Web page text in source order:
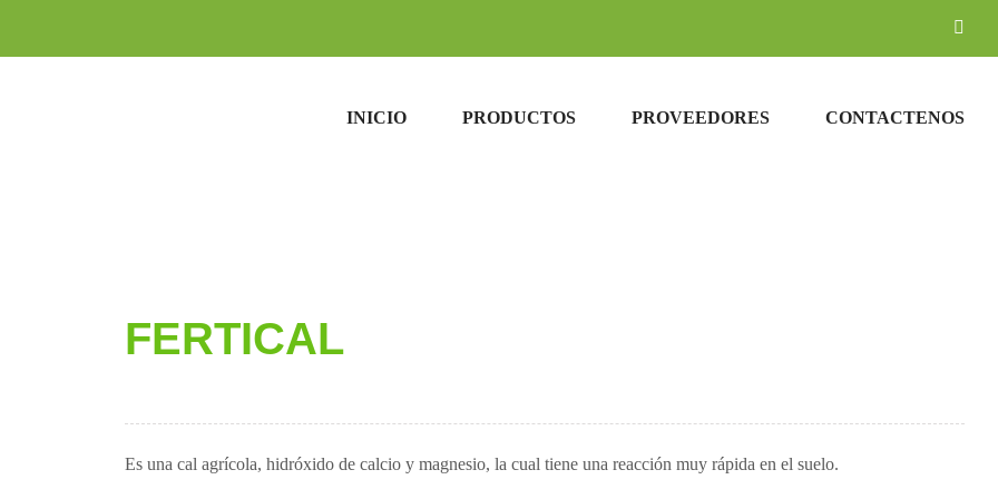
INICIO PRODUCTOS PROVEEDORES CONTACTENOS
FERTICAL
Es una cal agrícola, hidróxido de calcio y magnesio, la cual tiene una reacción muy rápida en el suelo.